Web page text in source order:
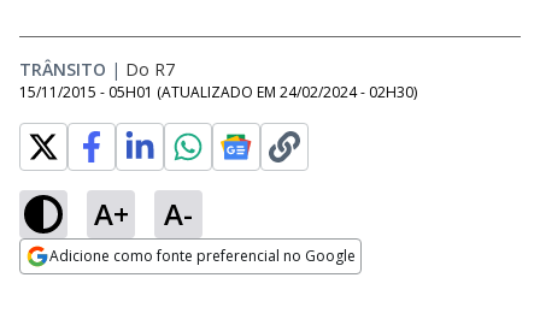
TRÂNSITO | Do R7
15/11/2015 - 05H01 (ATUALIZADO EM 24/02/2024 - 02H30)
A+ A-
Adicione como fonte preferencial no Google